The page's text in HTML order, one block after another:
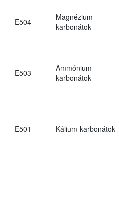
E504
Magnézium-
karbonátok
E503
Ammónium-
karbonátok
E501 Kálium-karbonátok